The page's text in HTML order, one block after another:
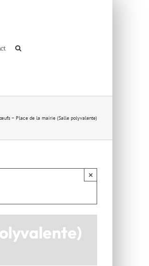
– Place de la mairie (Salle polyvalente)
×